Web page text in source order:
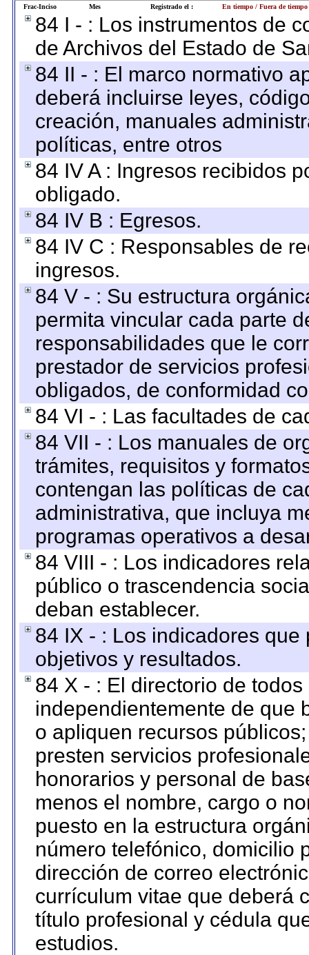
Frac-Inciso Mes Registrado el : En tiempo / Fuera de tiempo
84 I - : Los instrumentos de
de Archivos del Estado de
84 II - : El marco normativo
deberá incluirse leyes,
creación, manuales
políticas, entre otros
84 IV A : Ingresos recibidos
obligado.
84 IV B : Egresos.
84 IV C : Responsables de
ingresos.
84 V - : Su estructura
permita vincular cada parte
responsabilidades que le
prestador de servicios
obligados, de conformidad
84 VI - : Las facultades de
84 VII - : Los manuales de
trámites, requisitos y
contengan las políticas de
administrativa, que incluya
programas operativos a
84 VIII - : Los indicadores
público o trascendencia
deban establecer.
84 IX - : Los indicadores
objetivos y resultados.
84 X - : El directorio de
independientemente de que
o apliquen recursos
presten servicios
honorarios y personal de
menos el nombre, cargo o
puesto en la estructura
número telefónico, domicilio
dirección de correo
currículum vitae que deberá
título profesional y cédula
estudios.